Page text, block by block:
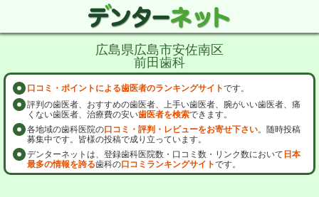
広島県広島市安佐南区
前田歯科
口コミ・ポイントによる歯医者のランキングサイトです。
評判の歯医者、おすすめの歯医者、上手い歯医者、腕がいい歯医者、痛
くない歯医者、治療費の安い歯医者を検索できます。
各地域の歯科医院の口コミ・評判・レビューをお寄せ下さい。随時投稿
募集中です。皆様の投稿で成り立っています。
デンターネットは、登録歯科医院数・口コミ数・リンク数において 日本
最多の情報を誇る歯科の口コミランキングサイトです。